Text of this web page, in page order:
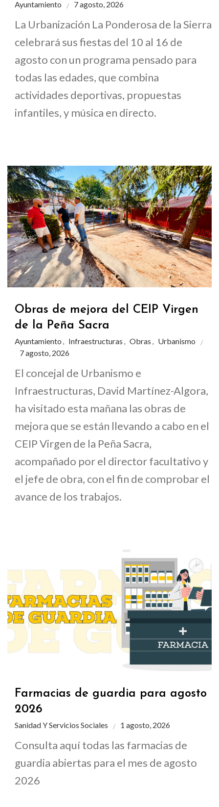
Ayuntamiento 7 agosto, 2026
La Urbanización La Ponderosa de la Sierra
celebrará sus fiestas del 10 al 16 de
agosto con un programa pensado para
todas las edades, que combina
actividades deportivas, propuestas
infantiles, y música en directo.
Obras de mejora del CEIP Virgen
de la Peña Sacra
Ayuntamiento , Infraestructuras , Obras , Urbanismo
7 agosto, 2026
El concejal de Urbanismo e
Infraestructuras, David Martínez-Algora,
ha visitado esta mañana las obras de
mejora que se están llevando a cabo en el
CEIP Virgen de la Peña Sacra,
acompañado por el director facultativo y
el jefe de obra, con el fin de comprobar el
avance de los trabajos.
Farmacias de guardia para agosto
2026
Sanidad Y Servicios Sociales 1 agosto, 2026
Consulta aquí todas las farmacias de
guardia abiertas para el mes de agosto
2026